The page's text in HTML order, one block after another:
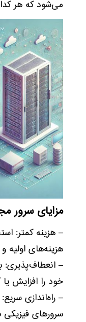
می‌شود که هر
مزایای سرور
– هزینه کمتر:
هزینه‌های
– انعطاف‌پذیری:
خود را افزایش
– راه‌اندازی
سرورهای فیزیکی